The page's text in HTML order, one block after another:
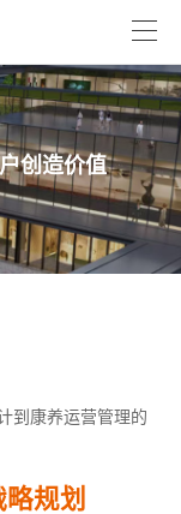
创造价值
到康养运营管理的
略规划